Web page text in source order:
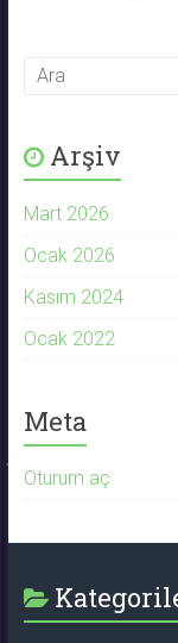
Arşiv
Mart 2026
Ocak 2026
Kasım 2024
Ocak 2022
Meta
Oturum aç